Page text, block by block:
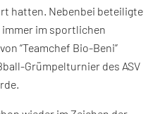
hatten. Nebenbei beteiligte
immer im sportlichen
“Teamchef Bio-Beni”
Grümpelturnier des ASV